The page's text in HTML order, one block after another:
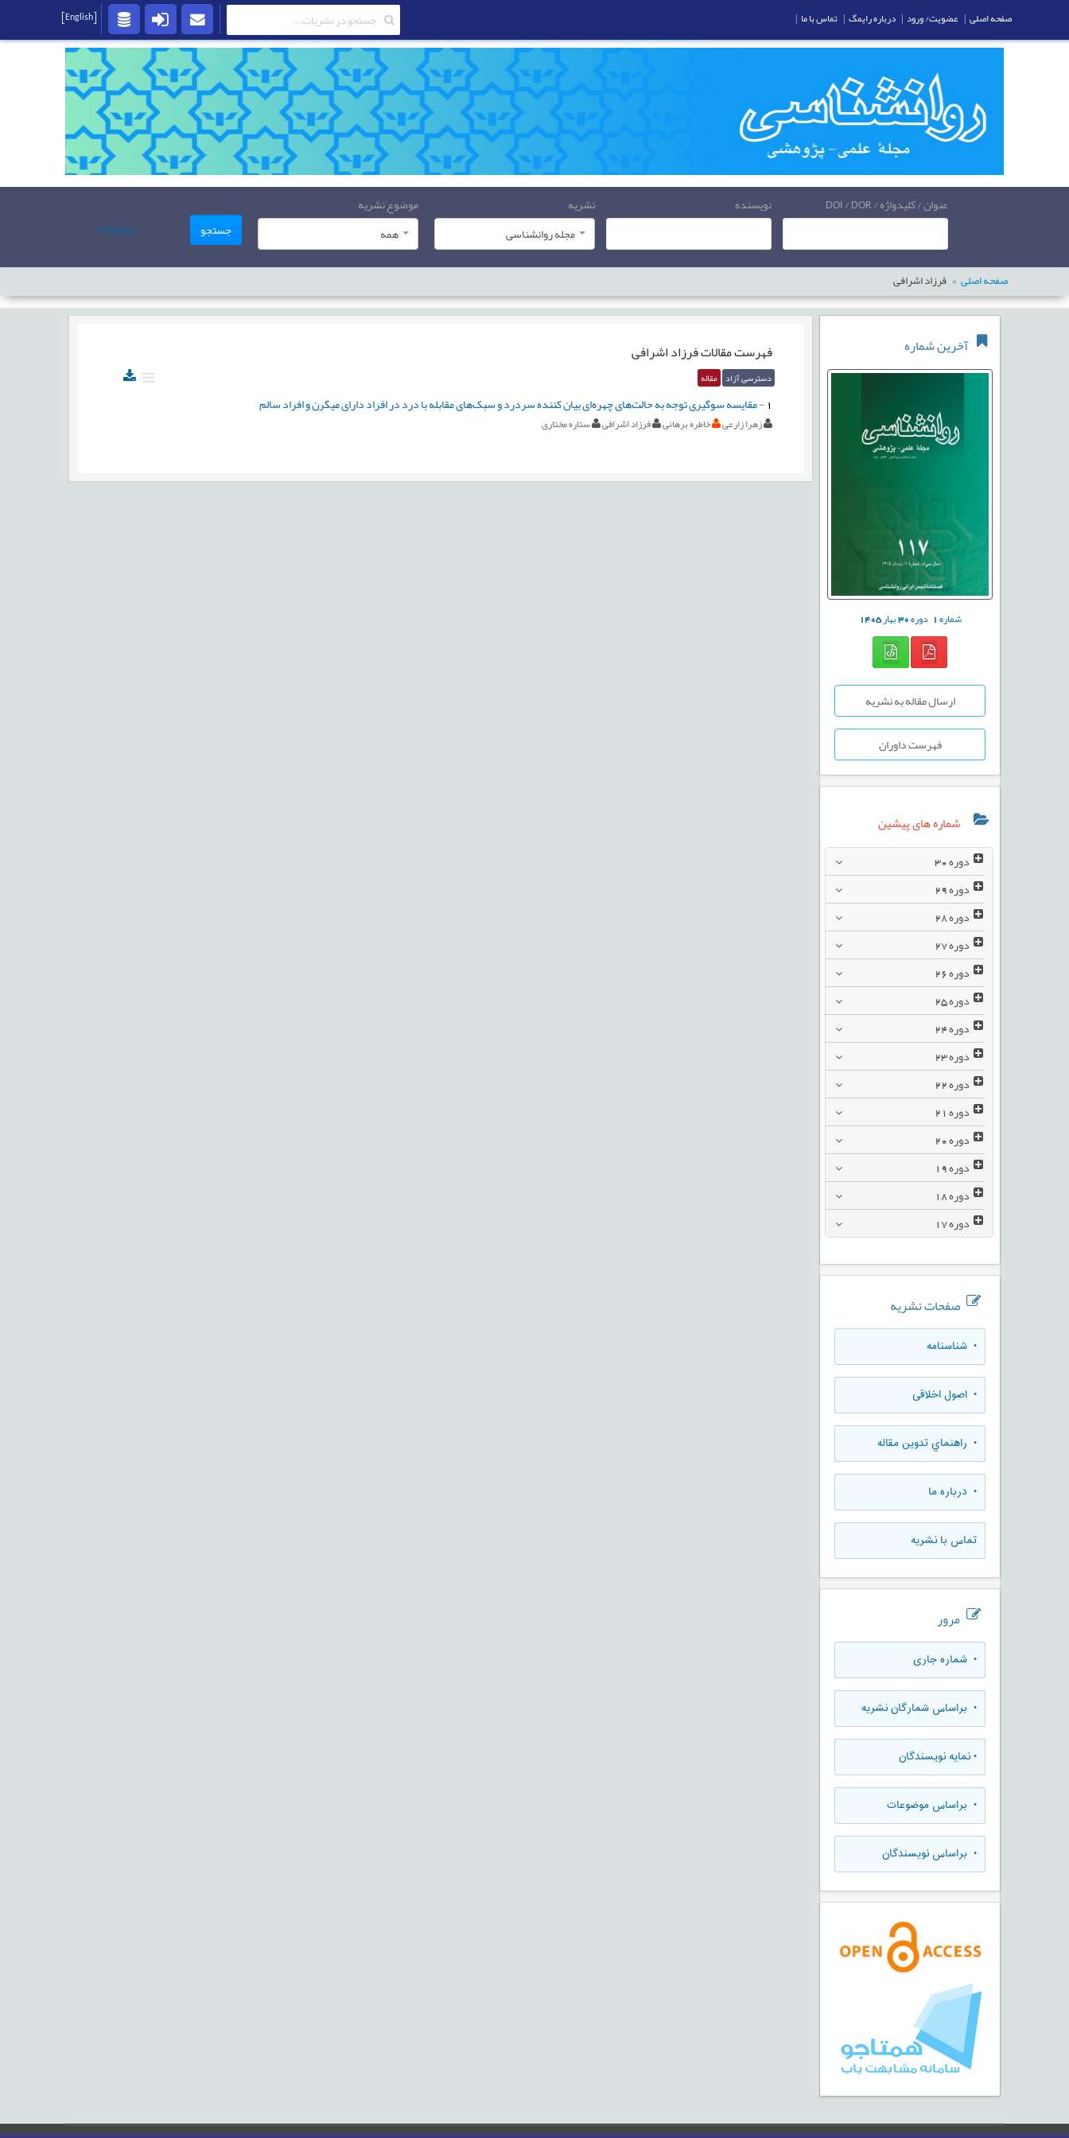
عنوان / کلیدواژه / DOI / DOR نویسنده
نشریه
مجله روانشناسی
موضوع نشریه
همه
جستجو پیشرفته
صفحه اصلی فرزاد اشرافی
آخرین شماره
شماره1 دوره30بهار1405
ارسال مقاله به نشریه
فهرست داوران
شماره های پیشین
دوره
دوره
دوره
دوره
دوره
دوره
دوره
دوره
دوره
دوره
دوره
دوره
دوره
دوره
صفحات نشریه
• شناسنامه
• اصول اخلاقی
• راهنماي تدوين مقاله
• درباره ما
تماس با نشریه
مرور
• شماره جاری
• براساس شمارگان نشریه
•نمایه نویسندگان
• براساس موضوعات
• براساس نویسندگان
فهرست مقالاتفرزاد اشرافی
دسترسی آزاد مقاله
1
-مقایسه سوگیری توجه به حالت‌های چهره‌ای بیان کننده سردرد و سبک‌های مقابله با درد در افراد دارای میگرن و افراد سالم
زهرا زارعی خاطره برهانی فرزاد اشرافی ستاره مختاری
صفحه اصلی | عضویت/ ورود | درباره رایمگ | تماس با ما |
[English]